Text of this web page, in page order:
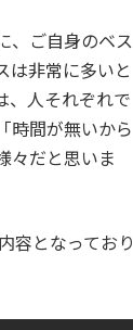
、ご自身のベス
は非常に多いと
、人それぞれで
時間が無いから
々だと思いま
容となっており